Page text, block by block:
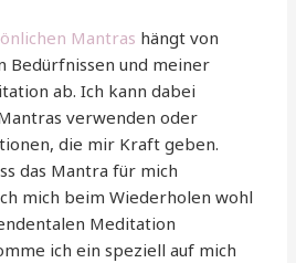
Mantras hängt von
Bedürfnissen und meiner
ab. Ich kann dabei
verwenden oder
die mir Kraft geben.
das Mantra für mich
mich beim Wiederholen wohl
Meditation
ich ein speziell auf mich